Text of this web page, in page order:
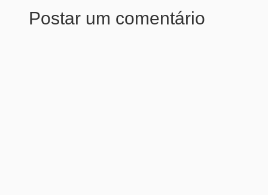
Postar um comentário